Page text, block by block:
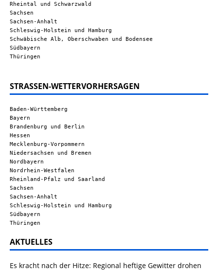
Rheintal und Schwarzwald
Sachsen
Sachsen-Anhalt
Schleswig-Holstein und Hamburg
Schwäbische Alb, Oberschwaben und Bodensee
Südbayern
Thüringen
STRASSEN-WETTERVORHERSAGEN
Baden-Württemberg
Bayern
Brandenburg und Berlin
Hessen
Mecklenburg-Vorpommern
Niedersachsen und Bremen
Nordbayern
Nordrhein-Westfalen
Rheinland-Pfalz und Saarland
Sachsen
Sachsen-Anhalt
Schleswig-Holstein und Hamburg
Südbayern
Thüringen
AKTUELLES
Es kracht nach der Hitze: Regional heftige Gewitter drohen